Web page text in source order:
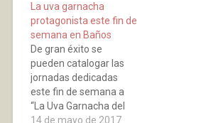
Martínez de Toda, es
corresponsable de la
recuperación de casi
una treintena de
variedades de uva
autóctonas y perdidas
por la erosión genética.
Como gerente de…
La uva garnacha
protagonista este fin de
semana en Baños
De gran éxito se
pueden catalogar las
jornadas dedicadas
este fin de semana a
“La Uva Garnacha del
Valle del Najerilla”
14 de mayo de 2017